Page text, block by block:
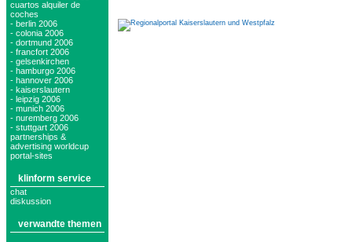
cuartos alquiler de
coches
- berlin 2006
- colonia 2006
- dortmund 2006
- francfort 2006
- gelsenkirchen
- hamburgo 2006
- hannover 2006
- kaiserslautern
- leipzig 2006
- munich 2006
- nuremberg 2006
- stuttgart 2006
partnerships &
advertising worldcup
portal-sites
klinform service
chat
diskussion
verwandte themen